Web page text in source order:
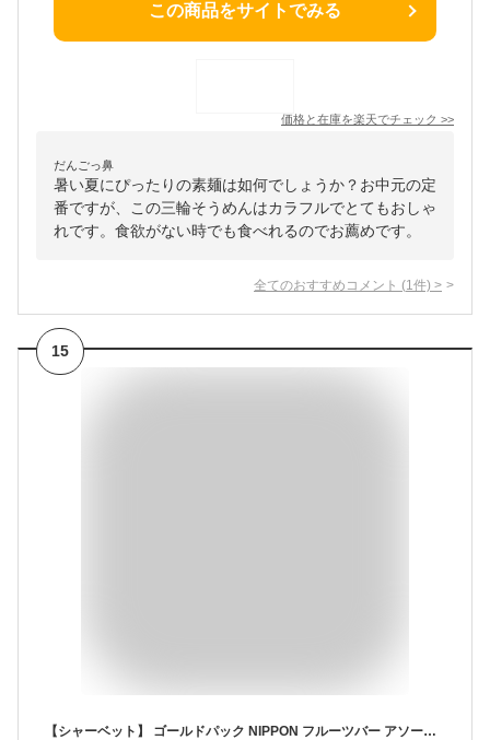
この商品をサイトでみる
価格と在庫を楽天でチェック >>
だんごっ鼻
暑い夏にぴったりの素麺は如何でしょうか？お中元の定
番ですが、この三輪そうめんはカラフルでとてもおしゃ
れです。食欲がない時でも食べれるのでお薦めです。
全てのおすすめコメント (1 件) >
15
【シャーベット】 ゴールドパック NIPPON フルーツバー アソート 80g×20